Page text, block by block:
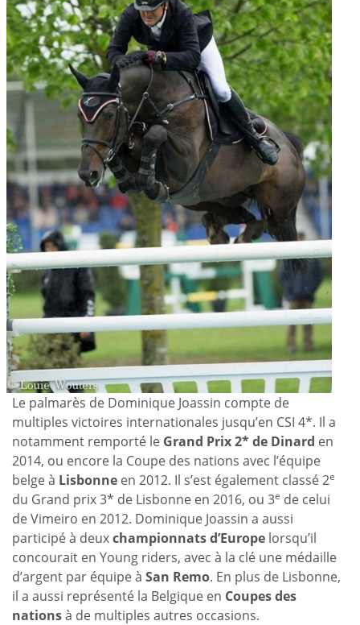
Le palmarès de Dominique Joassin compte de
multiples victoires internationales jusqu’en CSI 4*. Il a
notamment remporté le Grand Prix 2* de Dinard en
2014, ou encore la Coupe des nations avec l’équipe
belge à Lisbonne en 2012. Il s’est également classé 2e
du Grand prix 3* de Lisbonne en 2016, ou 3e de celui
de Vimeiro en 2012. Dominique Joassin a aussi
participé à deuxchampionnats d’Europe lorsqu’il
concourait en Young riders, avec à la clé une médaille
d’argent par équipe à San Remo. En plus de Lisbonne,
il a aussi représenté la Belgique en Coupes des
nationsà de multiples autres occasions.